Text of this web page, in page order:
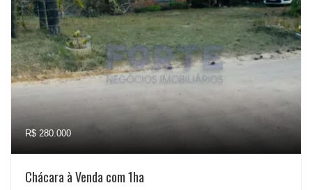
R$ 280.000
Chácara à Venda com 1ha